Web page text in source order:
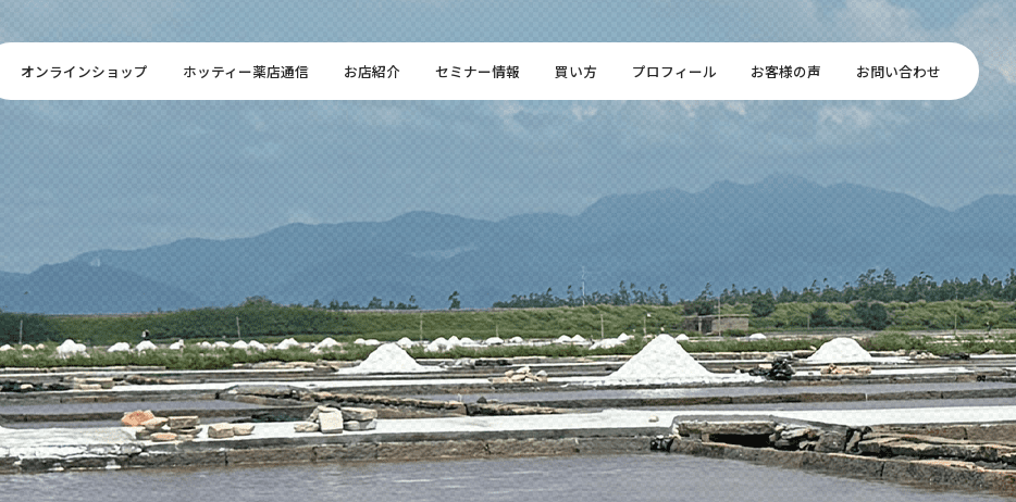
オンラインショップ ホッティー薬店通信 お店紹介 セミナー情報 買い方 プロフィール お客様の声 お問い合わせ